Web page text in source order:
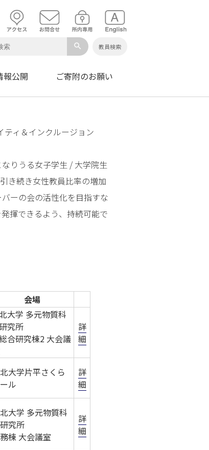
search 教員検索
報公開 ご寄附のお願い
ィ＆インクルージョン
りうる女子学生 / 大学院生
き続き女性教員比率の増加
ーの会の活性化を目指すな
揮できるよう、持続可能で
会場
大学 多元物質科
究所
合研究棟2 大会議
詳
細
大学片平さくら
ル
詳
細
大学 多元物質科
究所
棟 大会議室
詳
細